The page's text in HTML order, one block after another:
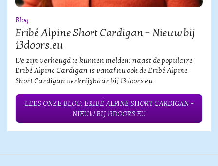
Blog
Eribé Alpine Short Cardigan – Nieuw bij
13doors.eu
We zijn verheugd te kunnen melden: naast de populaire
Eribé Alpine Cardigan is vanaf nu ook de Eribé Alpine
Short Cardigan verkrijgbaar bij 13doors.eu.
LEES ONZE BLOG: ERIBÉ ALPINE SHORT CARDIGAN –
NIEUW BIJ 13DOORS.EU